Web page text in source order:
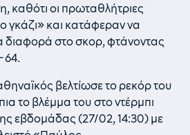
καθότι οι πρωταθλήτριες
γκάζι» και κατάφεραν να
διαφορά στο σκορ, φτάνοντας
64.
βελτίωσε το ρεκόρ του
το βλέμμα του στο ντέρμπι
εβδομάδας (27/02, 14:30) με